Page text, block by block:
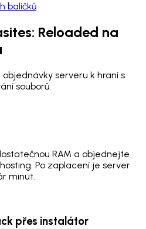
balíčků
Reloaded na
serveru k hraní s
souborů.
RAM a objednejte
Po zaplacení je server
minut.
přes instalátor